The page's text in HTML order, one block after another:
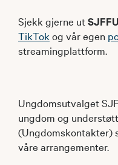
Sjekk gjerne utSJFFU
TikTok og vår egen
streamingplattform.
Ungdomsutvalget
ungdom og
(Ungdomskontakter)
våre arrangementer.